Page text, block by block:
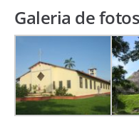
Galeria de